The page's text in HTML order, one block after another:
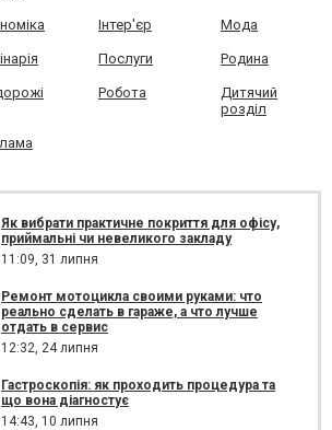
Інтер'єр Мода
Послуги Родина
Робота
Дитячий
розділ
Як вибрати практичне покриття для офісу,
приймальні чи невеликого закладу
11:09, 31 липня
Ремонт мотоцикла своими руками: что
реально сделать в гараже, а что лучше
отдать в сервис
12:32, 24 липня
Гастроскопія: як проходить процедура та
що вона діагностує
14:43, 10 липня